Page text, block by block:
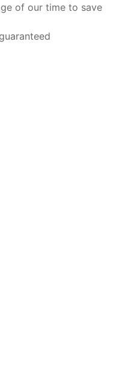
of our time to save